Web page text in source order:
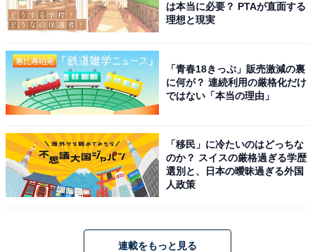
は本当に必要？ PTAが直面する
理想と現実
「青春18きっぷ」販売激減の裏
に何が？ 連続利用の厳格化だけ
ではない「本当の理由」
「移民」に冷たいのはどっちな
のか？ スイスの厳格過ぎる学歴
選別と、日本の曖昧過ぎる外国
人政策
連載をもっと見る